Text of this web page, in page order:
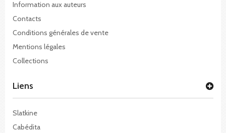
Information aux auteurs
Contacts
Conditions générales de vente
Mentions légales
Collections
Liens
Slatkine
Cabédita